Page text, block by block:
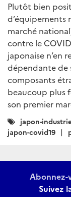
Plutôt bien
d’équipements
marché
contre le
japonaise n’en
dépendante de
composants
beaucoup plus
son premier
Catégories
:
japon-
japon-covid19
Suivez